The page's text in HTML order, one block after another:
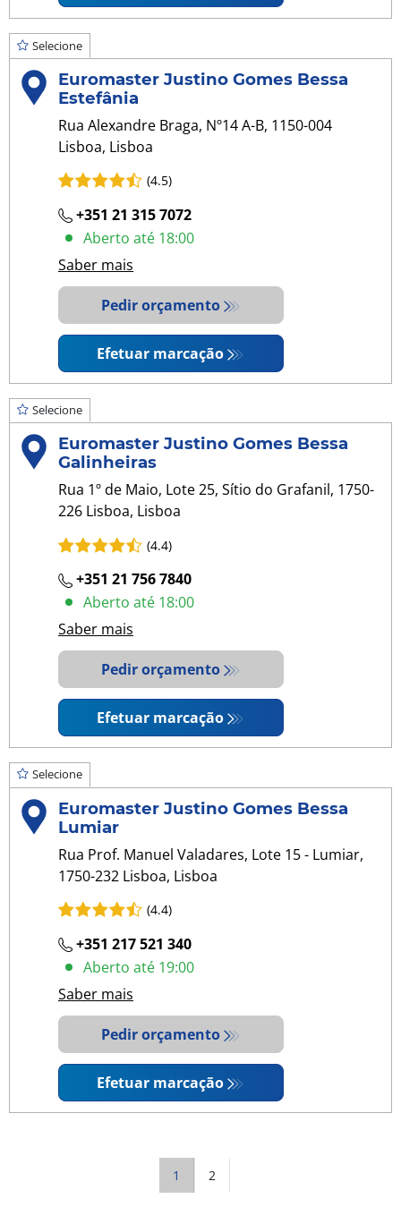
Selecione
Euromaster Justino Gomes Bessa
Estefânia
Rua Alexandre Braga, Nº14 A-B, 1150-004
Lisboa, Lisboa
(4.5)
+351 21 315 7072
Aberto até 18:00
Saber mais
Pedir orçamento
Efetuar marcação
Selecione
Euromaster Justino Gomes Bessa
Galinheiras
Rua 1º de Maio, Lote 25, Sítio do Grafanil, 1750-
226 Lisboa, Lisboa
(4.4)
+351 21 756 7840
Aberto até 18:00
Saber mais
Pedir orçamento
Efetuar marcação
Selecione
Euromaster Justino Gomes Bessa
Lumiar
Rua Prof. Manuel Valadares, Lote 15 - Lumiar,
1750-232 Lisboa, Lisboa
(4.4)
+351 217 521 340
Aberto até 19:00
Saber mais
Pedir orçamento
Efetuar marcação
1 2